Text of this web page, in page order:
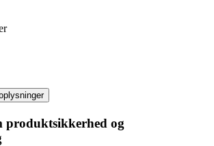
produktsikkerhed og